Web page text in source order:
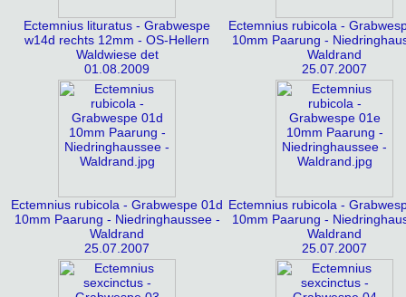
Ectemnius lituratus - Grabwespe
w14d rechts 12mm - OS-Hellern
Waldwiese det
01.08.2009
Ectemnius rubicola -
10mm Paarung -
Waldrand
25.07.2007
Ectemnius rubicola - Grabwespe 01d
10mm Paarung - Niedringhaussee -
Waldrand
25.07.2007
Ectemnius rubicola -
10mm Paarung -
Waldrand
25.07.2007